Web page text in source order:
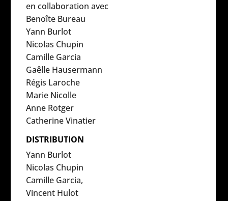
en collaboration avec
Benoîte Bureau
Yann Burlot
Nicolas Chupin
Camille Garcia
Gaêlle Hausermann
Régis Laroche
Marie Nicolle
Anne Rotger
Catherine Vinatier
DISTRIBUTION
Yann Burlot
Nicolas Chupin
Camille Garcia,
Vincent Hulot